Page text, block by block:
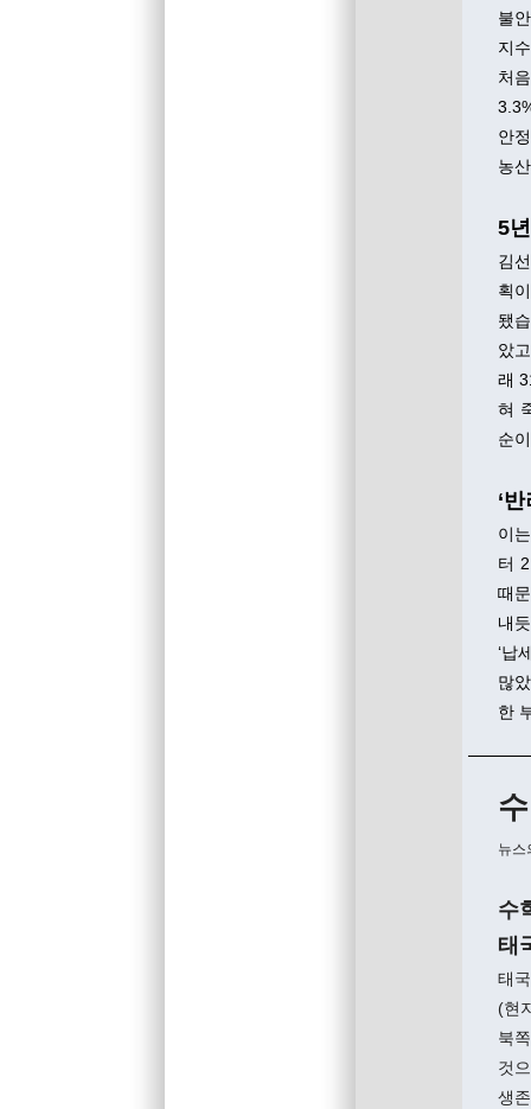
불
지
처
안
농
5
김
획
됐
았
래
혀
순
‘
이
터
때
내
‘납
많
한
뉴스
수
태
태
(현
북
것
생